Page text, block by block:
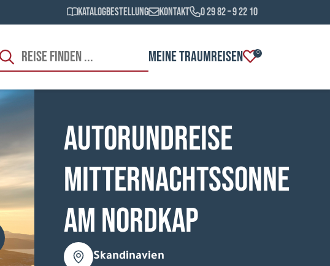
Katalogbestellung Kontakt 0 29 82 – 9 22 10
MEINE TRAUMREISEN 0
Autorundreise
Mitternachtssonne
am Nordkap
Skandinavien